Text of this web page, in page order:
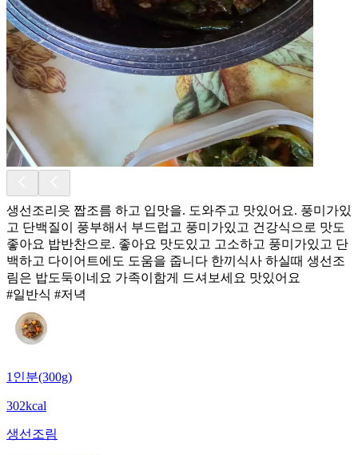
생선조리읏 짭조름 하고 입맛을. 도와주고 맛있어요. 풍미가있
고 단백질이 풍부해서 부드럽고 풍미가있고 건강식으로 맛도
좋아요 밥반찬으로. 좋아요 맛도있고 고소하고 풍미가있고 단
백하고 다이어트에도 도움을 줍니다 한끼식사 하실때 생선조
림은 밥도둑이네요 가족이함게 드셔보세요 맛있어요
#일반식 #저녁
1인분(300g)
302kcal
생선조림